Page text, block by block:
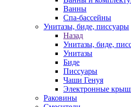
Ванны
Спа-бассейны
Унитазы, биде, писсуары
Назад
Унитазы, биде,
Унитазы
Биде
Писсуары
Чаши Генуя
Электронные
Раковины